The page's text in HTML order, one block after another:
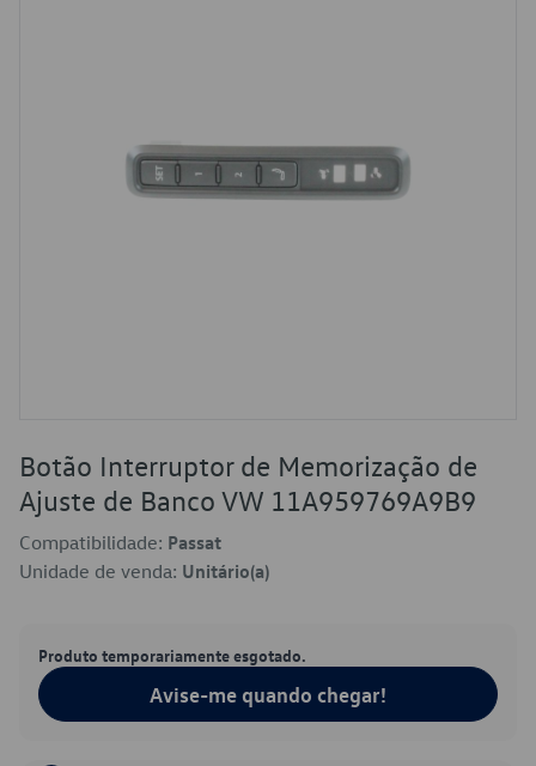
Botão Interruptor de Memorização de
Ajuste de Banco VW 11A959769A9B9
Compatibilidade: Passat
Unidade de venda: Unitário(a)
Produto temporariamente esgotado.
Avise-me quando chegar!